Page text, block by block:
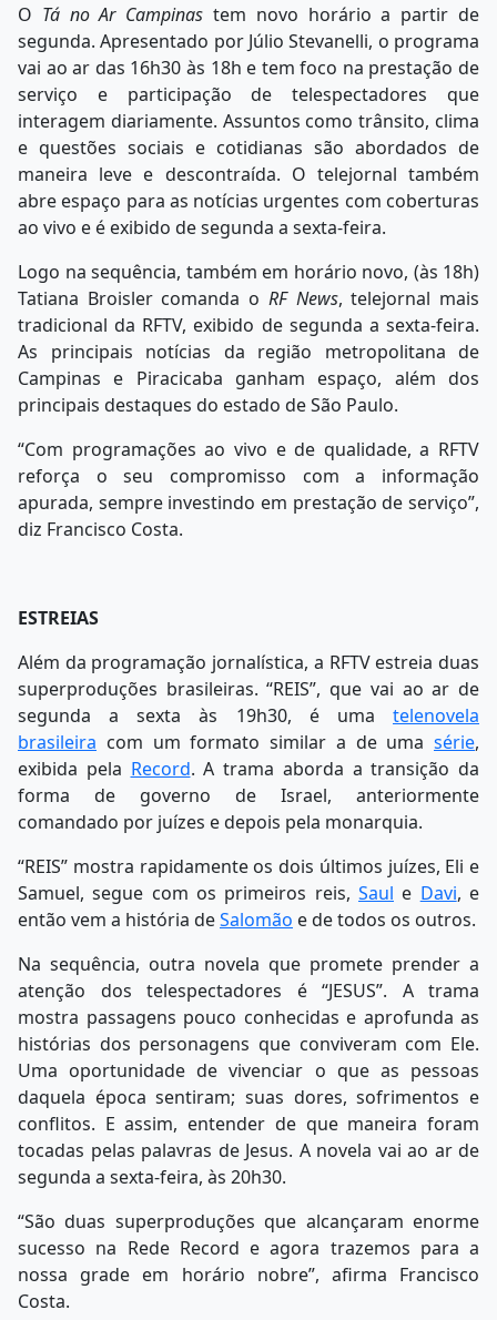
O Tá no Ar Campinastem novo horário a partir de
segunda. Apresentado por Júlio Stevanelli, o programa
vai ao ar das 16h30 às 18h e tem foco na prestação de
serviço e participação de telespectadores que
interagem diariamente. Assuntos como trânsito, clima
e questões sociais e cotidianas são abordados de
maneira leve e descontraída. O telejornal também
abre espaço para as notícias urgentes com coberturas
ao vivo e é exibido de segunda a sexta-feira.
Logo na sequência, também em horário novo, (às 18h)
Tatiana Broisler comanda o RF News, telejornal mais
tradicional da RFTV, exibido de segunda a sexta-feira.
As principais notícias da região metropolitana de
Campinas e Piracicaba ganham espaço, além dos
principais destaques do estado de São Paulo.
“Com programações ao vivo e de qualidade, a RFTV
reforça o seu compromisso com a informação
apurada, sempre investindo em prestação de serviço”,
diz Francisco Costa.
ESTREIAS
Além da programação jornalística, a RFTV estreia duas
superproduções brasileiras. “REIS”, que vai ao ar de
segunda a sexta às 19h30, é uma telenovela
brasileira com um formato similar a de uma série,
exibida pela Record. A trama aborda a transição da
forma de governo de Israel, anteriormente
comandado por juízes e depois pela monarquia.
“REIS” mostra rapidamente os dois últimos juízes, Eli e
Samuel, segue com os primeiros reis, Saul e Davi, e
então vem a história deSalomão e de todos os outros.
Na sequência, outra novela que promete prender a
atenção dos telespectadores é “JESUS”. A trama
mostra passagens pouco conhecidas e aprofunda as
histórias dos personagens que conviveram com Ele.
Uma oportunidade de vivenciar o que as pessoas
daquela época sentiram; suas dores, sofrimentos e
conflitos. E assim, entender de que maneira foram
tocadas pelas palavras de Jesus. A novela vai ao ar de
segunda a sexta-feira, às 20h30.
“São duas superproduções que alcançaram enorme
sucesso na Rede Record e agora trazemos para a
nossa grade em horário nobre”, afirma Francisco
Costa.